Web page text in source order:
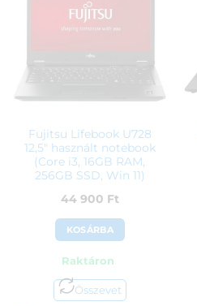
27%
Azonosító:54282
Ft
Fujitsu Lifebook U728
12,5″ használt notebook
(Core i3, 16GB RAM,
256GB SSD, Win 11)
44 900 Ft
KOSÁRBA
Raktáron
Összevet